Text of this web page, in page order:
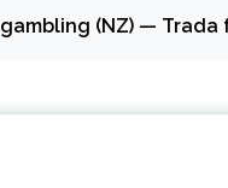
(NZ) — Trada